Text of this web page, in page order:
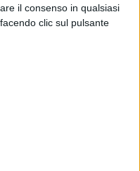
il consenso in qualsiasi
clic sul pulsante